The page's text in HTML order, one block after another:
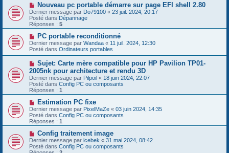
s
a
g
e
a
u
m
e
s
s
a
g
e
N
o
u
v
e
a
u
m
e
s
a
g
e
Nouveau pc portable démarre sur page EFI shell 2.80
Dernier message par Do79100 « 23 juil. 2024, 20:17
Posté dans Dépannage
Réponses : 5
N
o
u
v
e
a
u
m
e
s
s
g
e
PC portable reconditionné
Dernier message par Wandaa « 11 juil. 2024, 12:30
Posté dans Ordinateurs portables
N
o
u
v
e
a
u
m
e
s
s
g
e
Sujet: Carte mère compatible pour HP Pavilion TP01-
2005nk pour architecture et rendu 3D
Dernier message par Pilpoil « 18 juin 2024, 22:07
Posté dans Config PC ou composants
Réponses : 1
N
o
u
v
e
a
m
e
Estimation PC fixe
Dernier message par PixelMaZe « 03 juin 2024, 14:35
Posté dans Config PC ou composants
Réponses : 1
N
o
u
v
Config traitement image
Dernier message par icebek « 31 mai 2024, 08:42
Posté dans Config PC ou composants